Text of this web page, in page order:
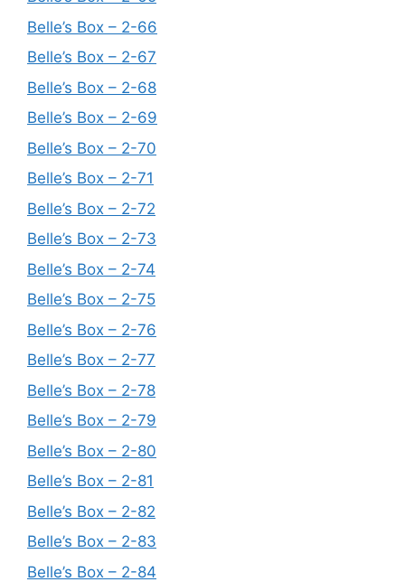
Belle’s Box – 2-66
Belle’s Box – 2-67
Belle’s Box – 2-68
Belle’s Box – 2-69
Belle’s Box – 2-70
Belle’s Box – 2-71
Belle’s Box – 2-72
Belle’s Box – 2-73
Belle’s Box – 2-74
Belle’s Box – 2-75
Belle’s Box – 2-76
Belle’s Box – 2-77
Belle’s Box – 2-78
Belle’s Box – 2-79
Belle’s Box – 2-80
Belle’s Box – 2-81
Belle’s Box – 2-82
Belle’s Box – 2-83
Belle’s Box – 2-84